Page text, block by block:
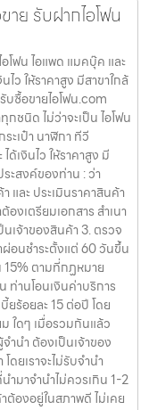
ย รับฝากไอโฟน
โฟน ไอแพด แมคบุ๊ค และ
ไว ให้ราคาสูง มีสาขาใกล้
บซื้อขายไอโฟน.com
ชนิด ไม่ว่าจะเป็น ไอโฟน
ะเป๋า นาฬิกา ทีวี
ด้เงินไว ให้ราคาสูง มี
ะสงค์ของท่าน : ว่า
และ ประเมินราคาสินค้า
งเตรียมเอกสาร สำเนา
เจ้าของสินค้า 3. ตรวจ
ผ่อนชำระตั้งแต่ 60 วันขึ้น
15% ตามที่กฏหมาย
ท่านโอนเงินค่าบริการ
ร้อยละ 15 ต่อปี โดย
ใดๆ เมื่อรวมกันแล้ว
ำนำ ต้องเป็นเจ้าของ
ยเราจะไม่รับจำนำ
ำมาจำนำไม่ควรเกิน 1-2
ต้องอยู่ในสภาพดี ไม่เคย